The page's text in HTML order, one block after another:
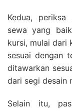
Kedua,
sewa yang
kursi, mulai dari
sesuai dengan
ditawarkan
dari segi desain
Selain itu,